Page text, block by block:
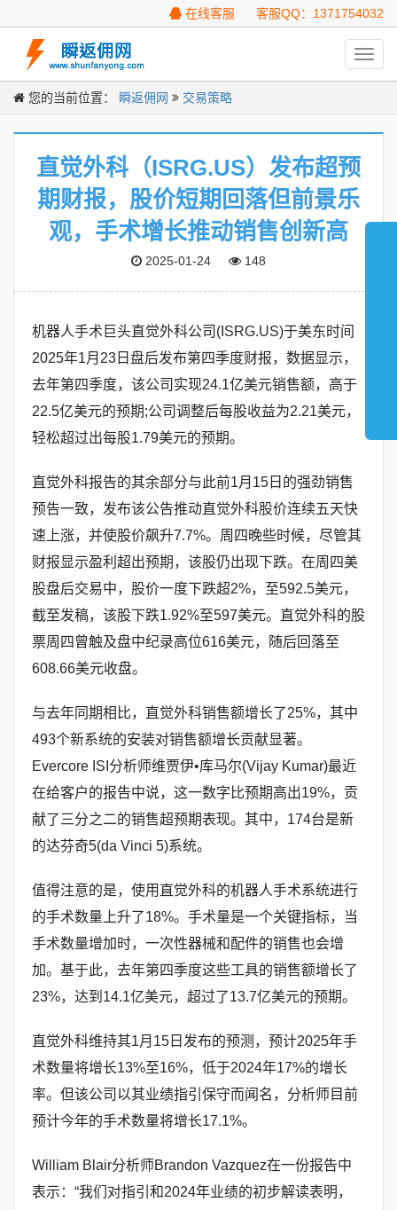
在线客服 客服QQ：1371754032
您的当前位置：
瞬返佣网 交易策略
直觉外科（ISRG.US）发布超预
期财报，股价短期回落但前景乐
观，手术增长推动销售创新高
2025-01-24 148
机器人手术巨头直觉外科公司(ISRG.US)于美东时间
2025年1月23日盘后发布第四季度财报，数据显示，
去年第四季度，该公司实现24.1亿美元销售额，高于
22.5亿美元的预期;公司调整后每股收益为2.21美元，
轻松超过出每股1.79美元的预期。
直觉外科报告的其余部分与此前1月15日的强劲销售
预告一致，发布该公告推动直觉外科股价连续五天快
速上涨，并使股价飙升7.7%。周四晚些时候，尽管其
财报显示盈利超出预期，该股仍出现下跌。在周四美
股盘后交易中，股价一度下跌超2%，至592.5美元，
截至发稿，该股下跌1.92%至597美元。直觉外科的股
票周四曾触及盘中纪录高位616美元，随后回落至
608.66美元收盘。
与去年同期相比，直觉外科销售额增长了25%，其中
493个新系统的安装对销售额增长贡献显著。
Evercore ISI分析师维贾伊•库马尔(Vijay Kumar)最近
在给客户的报告中说，这一数字比预期高出19%，贡
献了三分之二的销售超预期表现。其中，174台是新
的达芬奇5(da Vinci 5)系统。
值得注意的是，使用直觉外科的机器人手术系统进行
的手术数量上升了18%。手术量是一个关键指标，当
手术数量增加时，一次性器械和配件的销售也会增
加。基于此，去年第四季度这些工具的销售额增长了
23%，达到14.1亿美元，超过了13.7亿美元的预期。
直觉外科维持其1月15日发布的预测，预计2025年手
术数量将增长13%至16%，低于2024年17%的增长
率。但该公司以其业绩指引保守而闻名，分析师目前
预计今年的手术数量将增长17.1%。
William Blair分析师Brandon Vazquez在一份报告中
表示：“我们对指引和2024年业绩的初步解读表明，